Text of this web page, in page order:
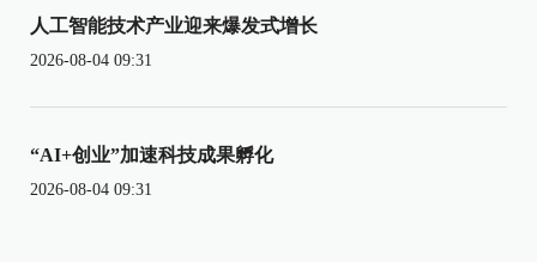
人工智能技术产业迎来爆发式增长
2026-08-04 09:31
“AI+创业”加速科技成果孵化
2026-08-04 09:31